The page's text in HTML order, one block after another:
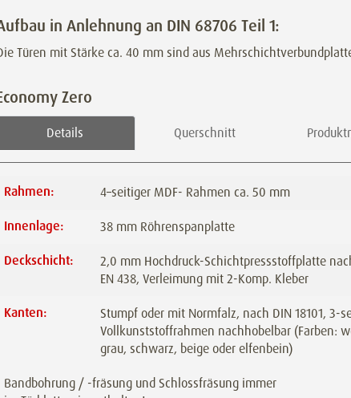
in Anlehnung an DIN 68706 Teil 1:
Türen mit Stärke ca. 40 mm sind aus
Zero
Details Querschnitt
Rahmen:
4–seitiger MDF- Rahmen ca. 50 mm
Innenlage:
38 mm Röhrenspanplatte
Deckschicht:
2,0 mm Hochdruck-Schichtpressstoffplatte
EN 438, Verleimung mit 2-Komp. Kleber
Kanten:
Stumpf oder mit Normfalz, nach DIN 18101, 3-
Vollkunststoffrahmen nachhobelbar (Farben:
grau, schwarz, beige oder elfenbein)
Bandbohrung / -fräsung und Schlossfräsung immer